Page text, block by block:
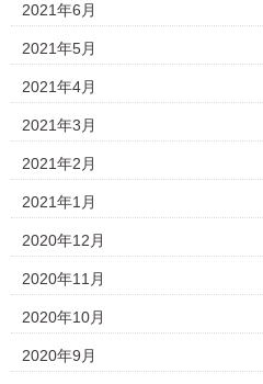
2021年6月
2021年5月
2021年4月
2021年3月
2021年2月
2021年1月
2020年12月
2020年11月
2020年10月
2020年9月